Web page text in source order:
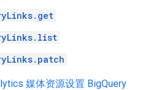
媒体资源设置 BigQuery